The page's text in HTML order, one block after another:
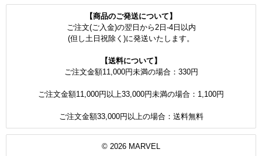
【商品のご発送について】
ご注文(ご入金)の翌日から2日-4日以内
(但し土日祝除く)に発送いたします。
【送料について】
ご注文金額11,000円未満の場合：330円
ご注文金額11,000円以上33,000円未満の場合：1,100円
ご注文金額33,000円以上の場合：送料無料
© 2026 MARVEL